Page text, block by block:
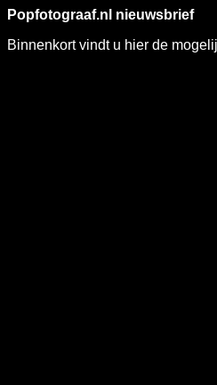
Popfotograaf.nl nieuwsbrief
Binnenkort vindt u hier de